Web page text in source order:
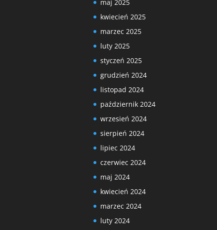
maj 2025
kwiecień 2025
marzec 2025
luty 2025
styczeń 2025
grudzień 2024
listopad 2024
październik 2024
wrzesień 2024
sierpień 2024
lipiec 2024
czerwiec 2024
maj 2024
kwiecień 2024
marzec 2024
luty 2024